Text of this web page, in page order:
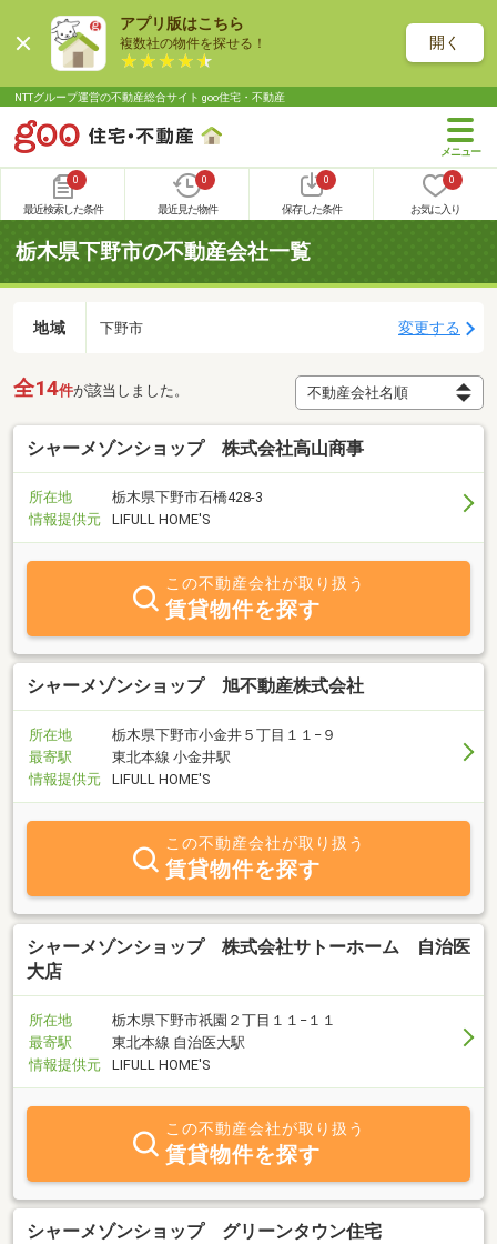
アプリ版はこちら
複数社の物件を探せる！ 開く
NTTグループ運営の不動産総合サイト goo住宅・不動産
0
最近検索した条件
0
最近見た物件
0
保存した条件
0
お気に入り
栃木県下野市の不動産会社一覧
地域 下野市 変更する
全14件が該当しました。
シャーメゾンショップ 株式会社高山商事
所在地
栃木県下野市石橋428-3
情報提供元
LIFULL HOME'S
この不動産会社が取り扱う
賃貸物件を探す
シャーメゾンショップ 旭不動産株式会社
所在地
栃木県下野市小金井５丁目１１−９
最寄駅
東北本線 小金井駅
情報提供元
LIFULL HOME'S
この不動産会社が取り扱う
賃貸物件を探す
シャーメゾンショップ 株式会社サトーホーム 自治医
大店
所在地
栃木県下野市祇園２丁目１１−１１
最寄駅
東北本線 自治医大駅
情報提供元
LIFULL HOME'S
この不動産会社が取り扱う
賃貸物件を探す
シャーメゾンショップ グリーンタウン住宅